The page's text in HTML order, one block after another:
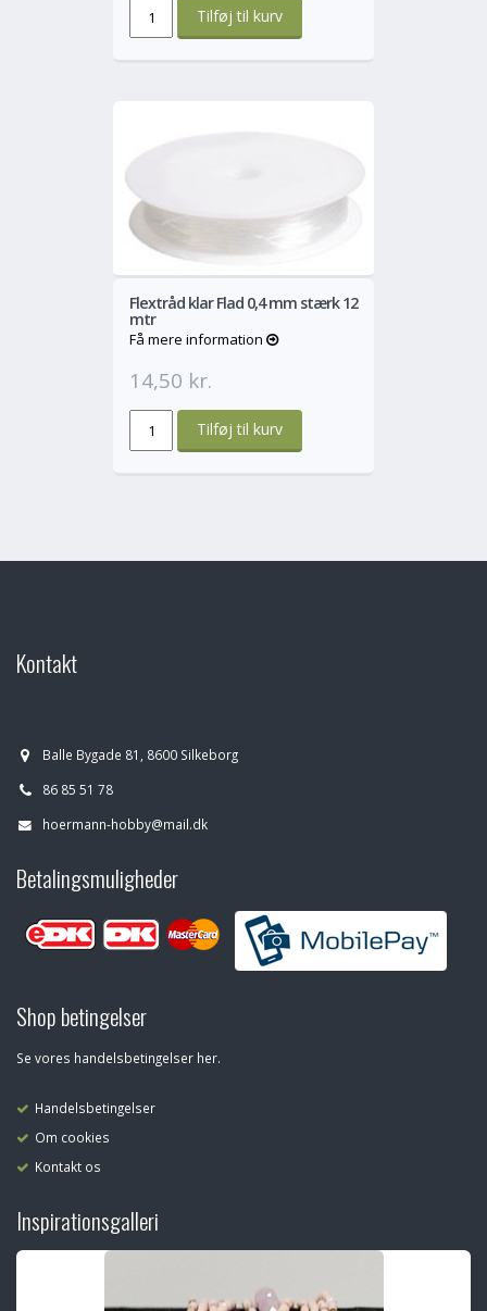
Mere
Flextråd klar Flad 0,4 mm stærk 12
mtr
Få mere information
14,50 kr.
Kontakt
Balle Bygade 81, 8600 Silkeborg
86 85 51 78
hoermann-hobby@mail.dk
Betalingsmuligheder
Shop betingelser
Se vores handelsbetingelser her.
Handelsbetingelser
Om cookies
Kontakt os
Inspirationsgalleri